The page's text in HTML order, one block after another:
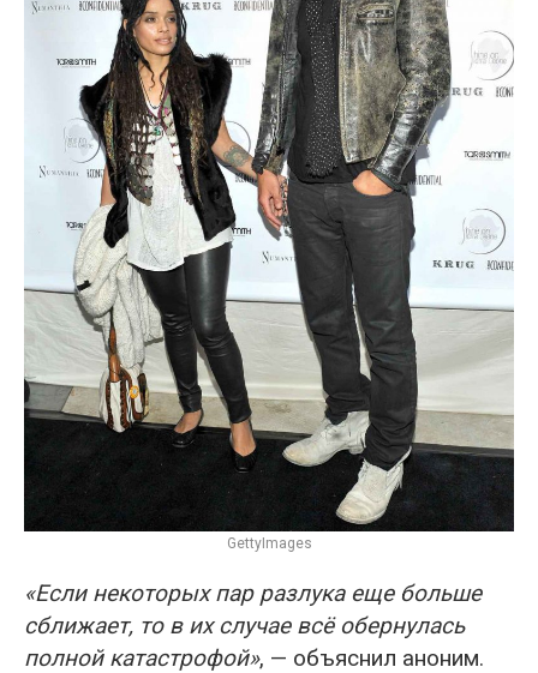
GettyImages
«Если некоторых пар разлука еще больше
сближает, то в их случае всё обернулась
полной катастрофой», — объяснил аноним.